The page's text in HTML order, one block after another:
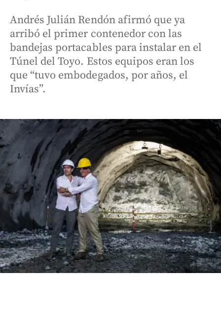
Andrés Julián Rendón afirmó que ya
arribó el primer contenedor con las
bandejas portacables para instalar en el
Túnel del Toyo. Estos equipos eran los
que “tuvo embodegados, por años, el
Invías”.